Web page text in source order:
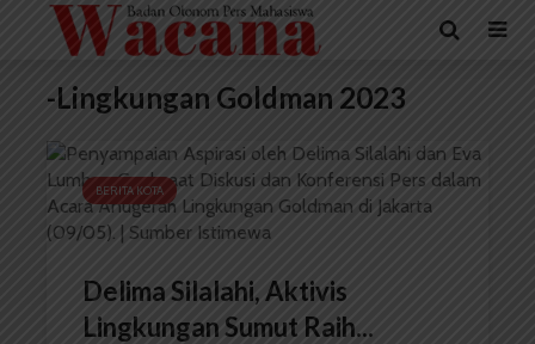
-Lingkungan Goldman 2023
BERITA KOTA
Delima Silalahi, Aktivis
Lingkungan Sumut Raih...